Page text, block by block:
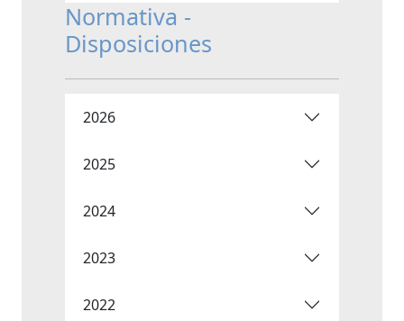
Normativa -
Disposiciones
2026
2025
2024
2023
2022